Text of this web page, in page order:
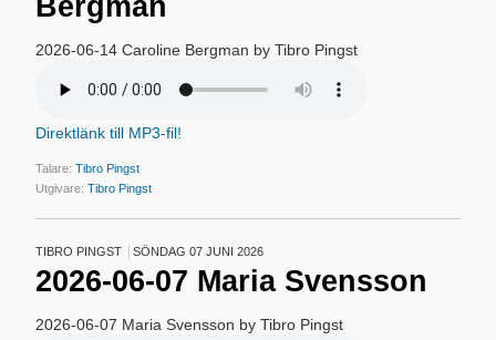
Bergman
2026-06-14 Caroline Bergman by Tibro Pingst
Direktlänk till MP3-fil!
Talare:Tibro Pingst
Utgivare:Tibro Pingst
TIBRO PINGST SÖNDAG 07 JUNI 2026
2026-06-07 Maria Svensson
2026-06-07 Maria Svensson by Tibro Pingst